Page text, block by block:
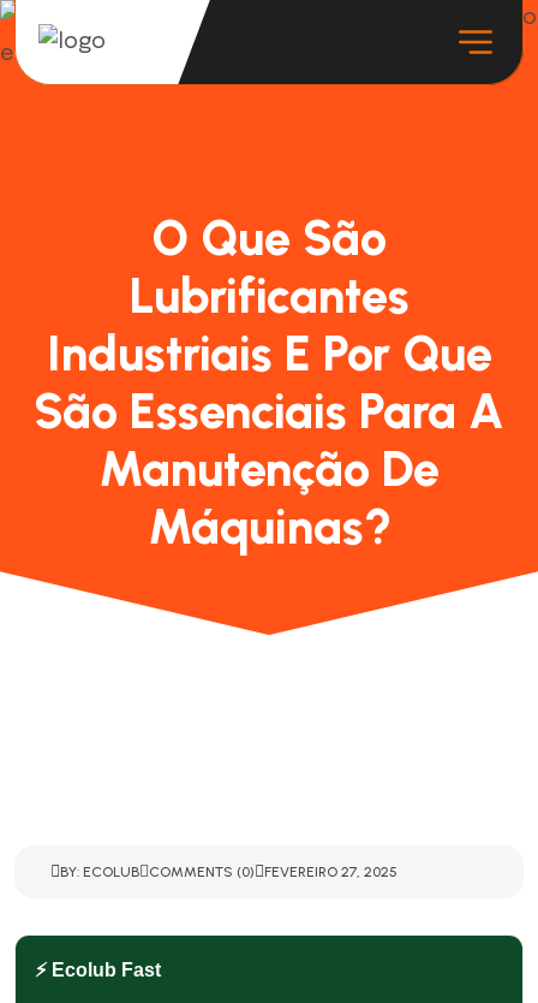
O Que São
Lubrificantes
Industriais E Por Que
São Essenciais Para A
Manutenção De
Máquinas?
BY: ECOLUB COMMENTS (0) FEVEREIRO 27, 2025
⚡ Ecolub Fast